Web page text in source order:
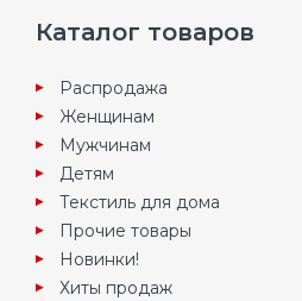
Каталог товаров
Распродажа
Женщинам
Мужчинам
Детям
Текстиль для дома
Прочие товары
Новинки!
Хиты продаж